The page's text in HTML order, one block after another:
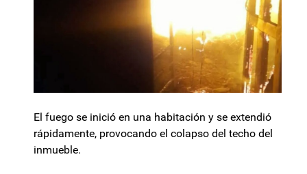
El fuego se inició en una habitación y se extendió
rápidamente, provocando el colapso del techo del
inmueble.